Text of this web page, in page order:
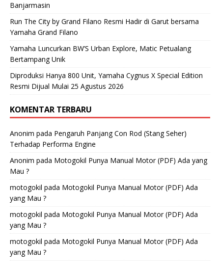
Banjarmasin
Run The City by Grand Filano Resmi Hadir di Garut bersama
Yamaha Grand Filano
Yamaha Luncurkan BW’S Urban Explore, Matic Petualang
Bertampang Unik
Diproduksi Hanya 800 Unit, Yamaha Cygnus X Special Edition
Resmi Dijual Mulai 25 Agustus 2026
KOMENTAR TERBARU
Anonim pada Pengaruh Panjang Con Rod (Stang Seher)
Terhadap Performa Engine
Anonim pada Motogokil Punya Manual Motor (PDF) Ada yang
Mau ?
motogokil pada Motogokil Punya Manual Motor (PDF) Ada
yang Mau ?
motogokil pada Motogokil Punya Manual Motor (PDF) Ada
yang Mau ?
motogokil pada Motogokil Punya Manual Motor (PDF) Ada
yang Mau ?